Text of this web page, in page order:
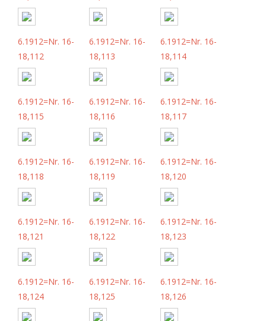
6.1912=Nr. 16-
18,112
6.1912=Nr. 16-
18,113
6.1912=Nr. 16-
18,114
6.1912=Nr. 16-
18,115
6.1912=Nr. 16-
18,116
6.1912=Nr. 16-
18,117
6.1912=Nr. 16-
18,118
6.1912=Nr. 16-
18,119
6.1912=Nr. 16-
18,120
6.1912=Nr. 16-
18,121
6.1912=Nr. 16-
18,122
6.1912=Nr. 16-
18,123
6.1912=Nr. 16-
18,124
6.1912=Nr. 16-
18,125
6.1912=Nr. 16-
18,126